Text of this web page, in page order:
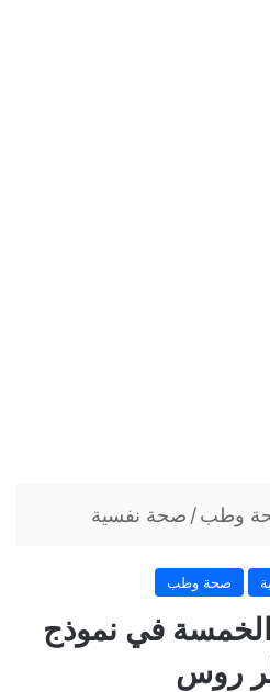
وطب/ صحة نفسية
صحة وطب
في نموذج
روس